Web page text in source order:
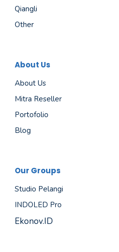
Qiangli
Other
About Us
About Us
Mitra Reseller
Portofolio
Blog
Our Groups
Studio Pelangi
INDOLED Pro
Ekonov.ID